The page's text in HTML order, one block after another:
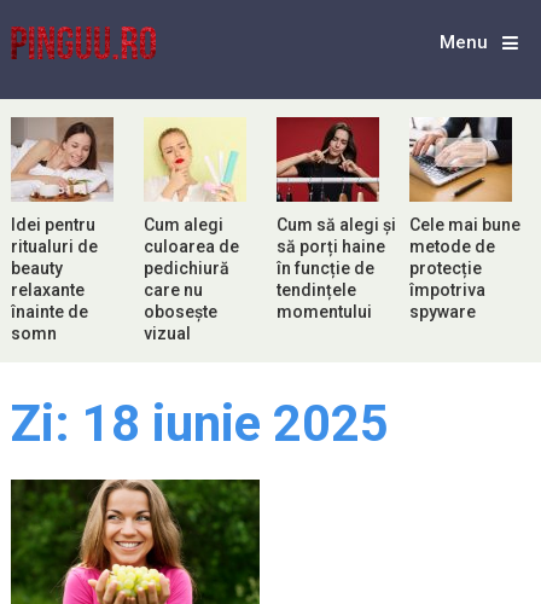
Menu
Idei pentru
ritualuri de
beauty
relaxante
înainte de
somn
Cum alegi
culoarea de
pedichiură
care nu
obosește
vizual
Cum să alegi și
să porți haine
în funcție de
tendințele
momentului
Cele mai bune
metode de
protecție
împotriva
spyware
Zi: 18 iunie 2025